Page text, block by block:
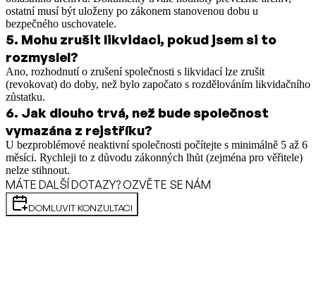
ostatní musí být uloženy po zákonem stanovenou dobu u
bezpečného uschovatele.
5. Mohu zrušit likvidaci, pokud jsem si to
rozmyslel?
Ano, rozhodnutí o zrušení společnosti s likvidací lze zrušit
(revokovat) do doby, než bylo započato s rozdělováním likvidačního
zůstatku.
6. Jak dlouho trvá, než bude společnost
vymazána z rejstříku?
U bezproblémové neaktivní společnosti počítejte s minimálně 5 až 6
měsíci. Rychleji to z důvodu zákonných lhůt (zejména pro věřitele)
nelze stihnout.
MÁTE DALŠÍ DOTAZY? OZVĚTE SE NÁM
DOMLUVIT KONZULTACI